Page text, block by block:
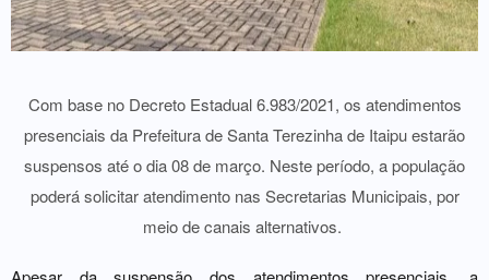
Com base no Decreto Estadual 6.983/2021, os atendimentos
presenciais da Prefeitura de Santa Terezinha de Itaipu estarão
suspensos até o dia 08 de março. Neste período, a população
poderá solicitar atendimento nas Secretarias Municipais, por
meio de canais alternativos.